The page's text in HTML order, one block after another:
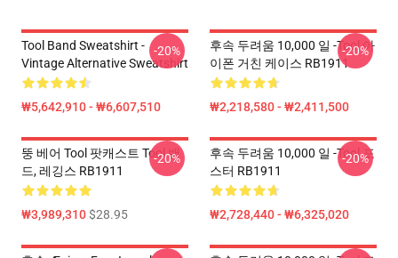
Tool Band Sweatshirt -
Vintage Alternative Sweatshirt
₩5,642,910 - ₩6,607,510
-20%
후속 두려움 10,000 일 -tool 아
이폰 거친 케이스 RB1911
₩2,218,580 - ₩2,411,500
-20%
뚱 베어 Tool 팟캐스트 Tool 밴
드, 레깅스 RB1911
₩3,989,310$28.95
-20%
후속 두려움 10,000 일 -tool 포
스터 RB1911
₩2,728,440 - ₩6,325,020
-20%